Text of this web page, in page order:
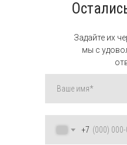
Задайте их
мы с
+7